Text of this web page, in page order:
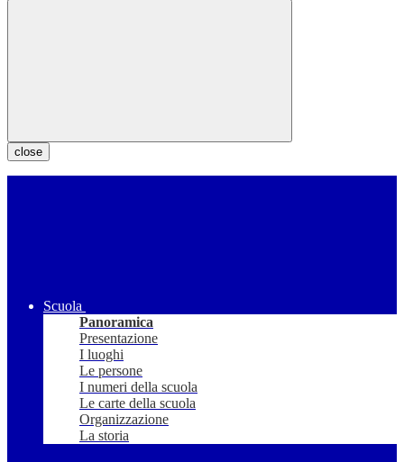
close
Scuola
Panoramica
Presentazione
I luoghi
Le persone
I numeri della scuola
Le carte della scuola
Organizzazione
La storia